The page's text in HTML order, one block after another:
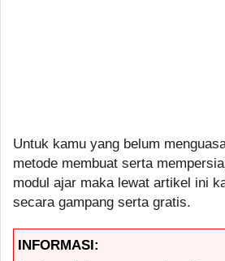
Untuk kamu yang belum
metode membuat serta
modul ajar maka lewat artikel ini
secara gampang serta gratis.
INFORMASI: